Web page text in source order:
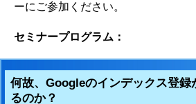
ーにご参加ください。
セミナープログラム：
何故、Googleのインデックス登録
るのか？